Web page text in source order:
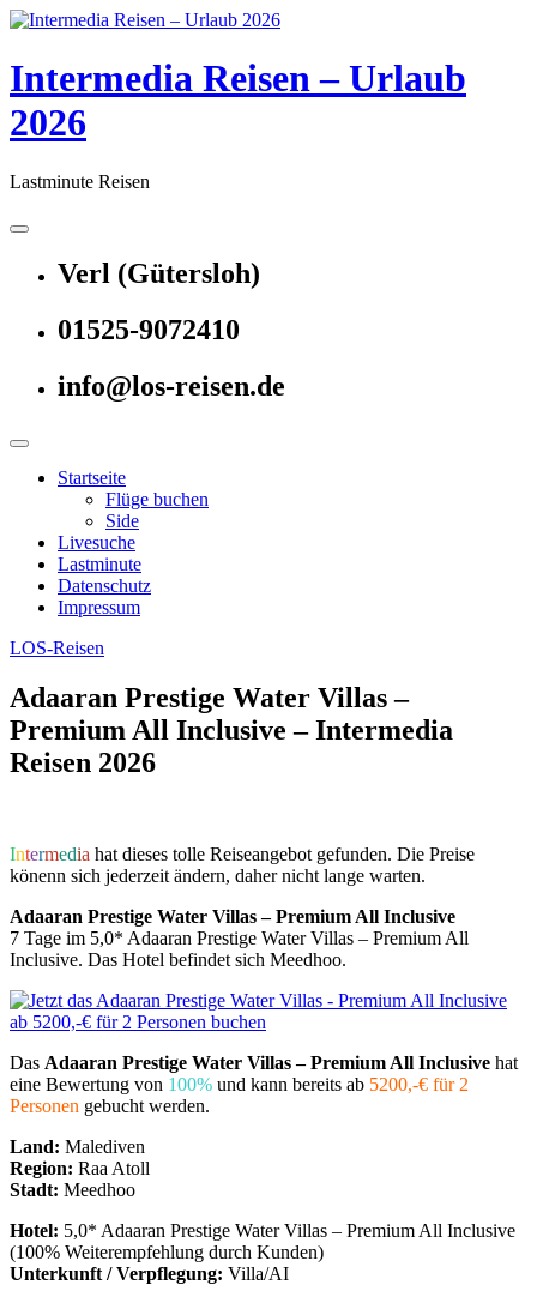
Skip
content
Intermedia Reisen – Urlaub
2026
Lastminute Reisen
Verl (Gütersloh)
01525-9072410
info@los-reisen.de
Startseite
Flüge buchen
Side
Livesuche
Lastminute
Datenschutz
Impressum
LOS-Reisen
Adaaran Prestige Water Villas –
Premium All Inclusive – Intermedia
Reisen 2026
Intermedia hat dieses tolle Reiseangebot gefunden. Die Preise
könenn sich jederzeit ändern, daher nicht lange warten.
Adaaran Prestige Water Villas – Premium All Inclusive
7 Tage im 5,0* Adaaran Prestige Water Villas – Premium All
Inclusive. Das Hotel befindet sich Meedhoo.
Das Adaaran Prestige Water Villas – Premium All Inclusive hat
eine Bewertung von 100% und kann bereits ab 5200,-€ für 2
Personen gebucht werden.
Land: Malediven
Region: Raa Atoll
Stadt: Meedhoo
Hotel: 5,0* Adaaran Prestige Water Villas – Premium All Inclusive
(100% Weiterempfehlung durch Kunden)
Unterkunft / Verpflegung: Villa/AI